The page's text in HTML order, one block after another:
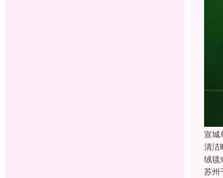
宣城
清洁
绒毯
苏州